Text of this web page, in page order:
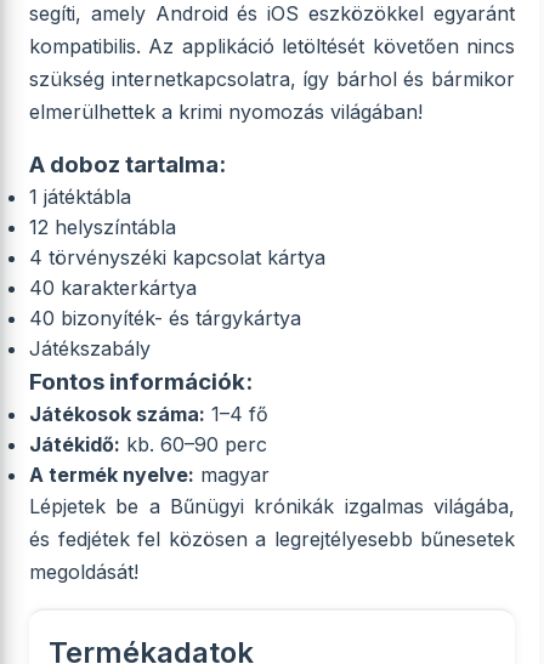
segíti, amely Android és iOS eszközökkel egyaránt
kompatibilis. Az applikáció letöltését követően nincs
szükség internetkapcsolatra, így bárhol és bármikor
elmerülhettek a krimi nyomozás világában!
A doboz tartalma:
1 játéktábla
12 helyszíntábla
4 törvényszéki kapcsolat kártya
40 karakterkártya
40 bizonyíték- és tárgykártya
Játékszabály
Fontos információk:
Játékosok száma: 1–4 fő
Játékidő: kb. 60–90 perc
A termék nyelve: magyar
Lépjetek be a Bűnügyi krónikák izgalmas világába,
és fedjétek fel közösen a legrejtélyesebb bűnesetek
megoldását!
Termékadatok